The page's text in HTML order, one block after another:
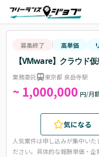
募集終了 高単価
【VMware】クラウド
業務委託 東京都 泉岳寺駅
~ 1,000,000 円/月
気になる
人気案件は申し込みが集中い
ださい。 具体的な報酬単価・